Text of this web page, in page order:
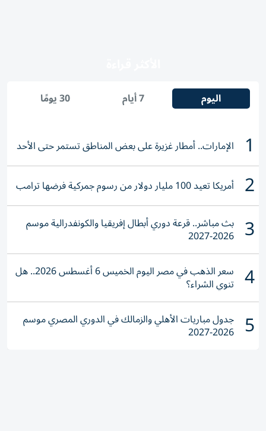
اليوم 7 أيام 30 يومًا
1 الإمارات.. أمطار غزيرة على بعض المناطق تستمر حتى الأحد
2 أمريكا تعيد 100 مليار دولار من رسوم جمركية فرضها ترامب
3 بث مباشر.. قرعة دوري أبطال إفريقيا والكونفدرالية موسم
2026-2027
4 سعر الذهب في مصر اليوم الخميس 6 أغسطس 2026.. هل
تنوي الشراء؟
5 جدول مباريات الأهلي والزمالك في الدوري المصري موسم
2026-2027